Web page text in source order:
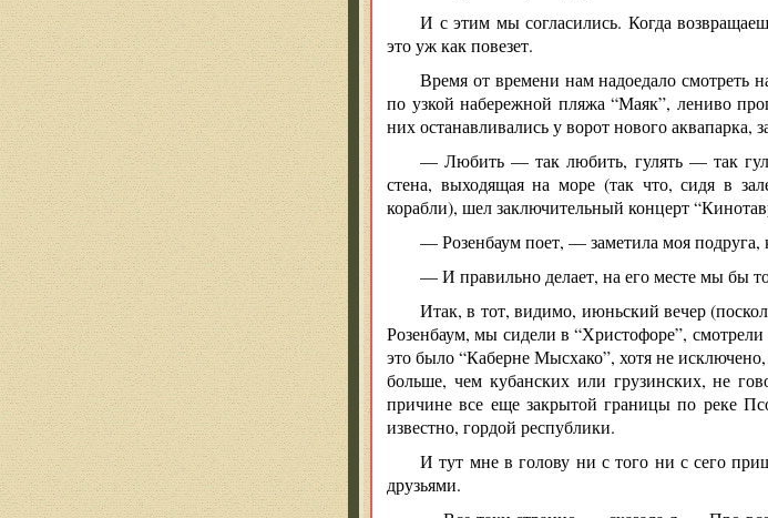
И с этим мы согласились. Когда
это уж как повезет.
Время от времени нам надоедало смотреть
по узкой набережной пляжа “Маяк”, лениво
них останавливались у ворот нового
— Любить — так любить, гулять — так
стена, выходящая на море (так что, сидя в
корабли), шел заключительный концерт
— Розенбаум поет, — заметила моя подруга,
— И правильно делает, на его месте мы бы
Итак, в тот, видимо, июньский вечер
Розенбаум, мы сидели в “Христофоре”,
это было “Каберне Мысхако”, хотя не
больше, чем кубанских или грузинских, не
причине все еще закрытой границы по реке
известно, гордой республики.
И тут мне в голову ни с того ни с сего
друзьями.